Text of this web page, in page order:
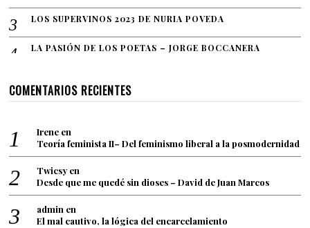
LOS SUPERVINOS 2023 DE NURIA POVEDA
LA PASIÓN DE LOS POETAS – JORGE BOCCANERA
COMENTARIOS RECIENTES
Irene en
Teoría feminista II– Del feminismo liberal a la posmodernidad
Twicsy en
Desde que me quedé sin dioses – David de Juan Marcos
admin en
El mal cautivo, la lógica del encarcelamiento